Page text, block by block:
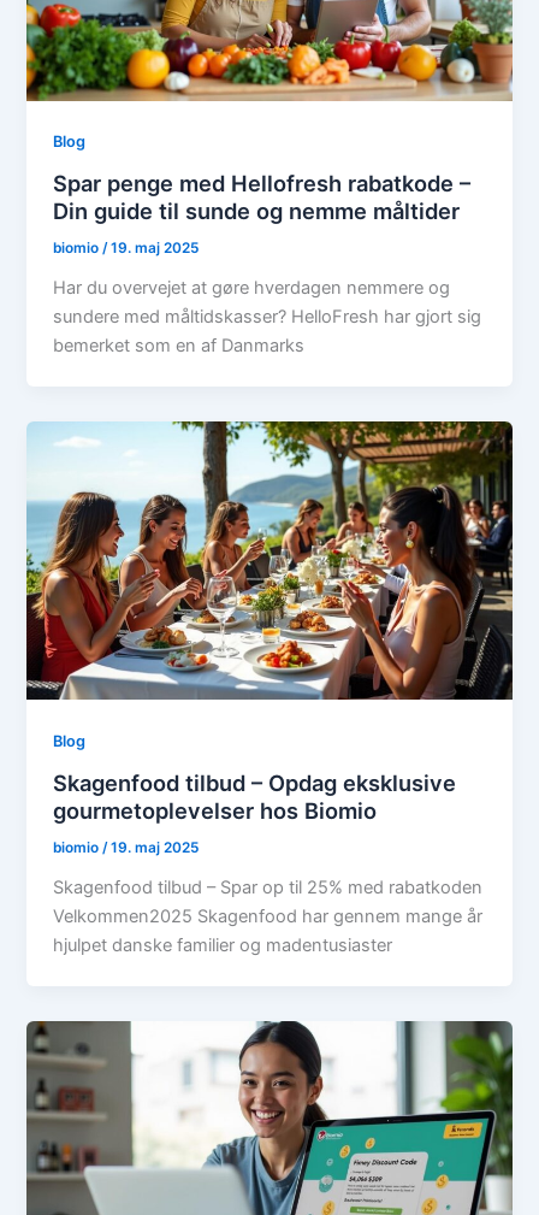
Blog
Spar penge med Hellofresh rabatkode –
Din guide til sunde og nemme måltider
biomio/19. maj 2025
Har du overvejet at gøre hverdagen nemmere og
sundere med måltidskasser? HelloFresh har gjort sig
bemerket som en af Danmarks
Blog
Skagenfood tilbud – Opdag eksklusive
gourmetoplevelser hos Biomio
biomio/19. maj 2025
Skagenfood tilbud – Spar op til 25% med rabatkoden
Velkommen2025 Skagenfood har gennem mange år
hjulpet danske familier og madentusiaster